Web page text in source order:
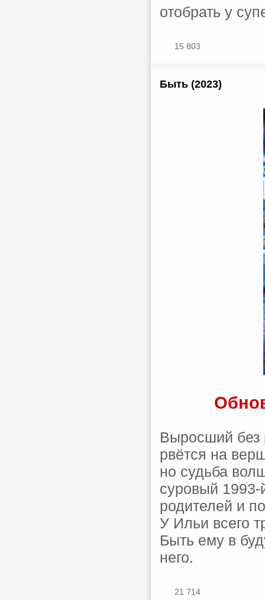
отобрать у
15 803
Быть (2023)
Выросший без
рвётся на
но судьба
суровый 1993-
родителей и
У Ильи всего
Быть ему в
него.
21 714